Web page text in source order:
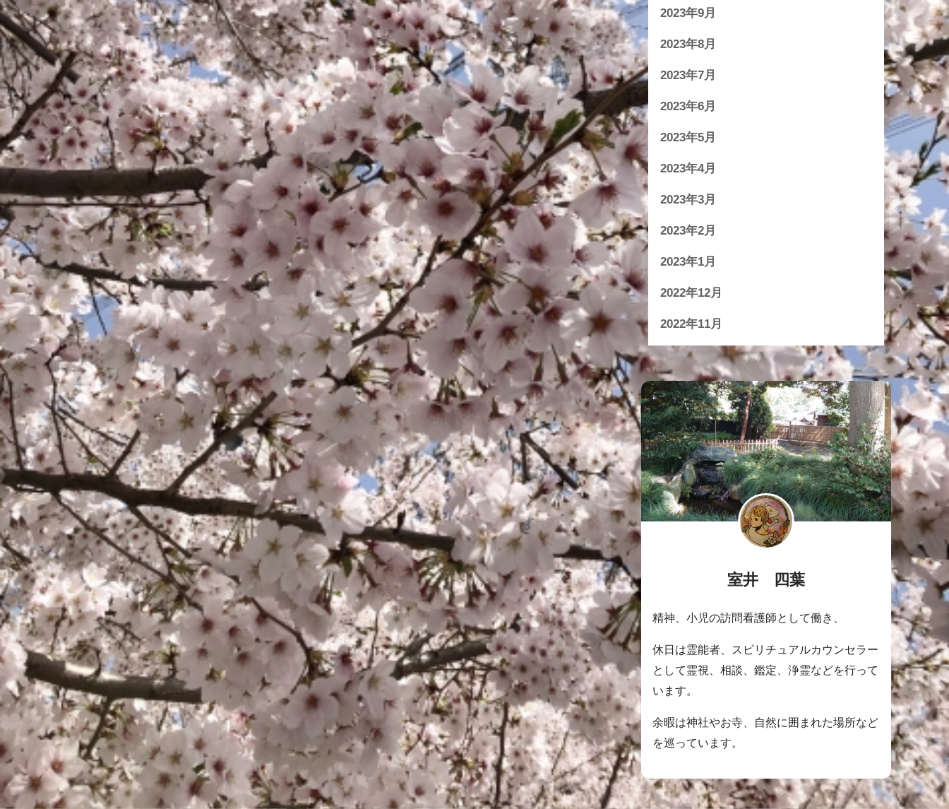
2023年9月
2023年8月
2023年7月
2023年6月
2023年5月
2023年4月
2023年3月
2023年2月
2023年1月
2022年12月
2022年11月
室井 四葉
精神、小児の訪問看護師として働き、
休日は霊能者、スピリチュアルカウンセラー
として霊視、相談、鑑定、浄霊などを行って
います。
余暇は神社やお寺、自然に囲まれた場所など
を巡っています。